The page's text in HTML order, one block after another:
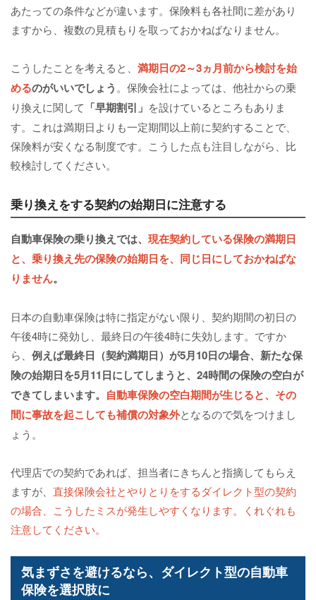
あたっての条件などが違います。保険料も各社間に差があり
ますから、複数の見積もりを取っておかねばなりません。
こうしたことを考えると、 満期日の2～3ヵ月前から検討を始
めるのがいいでしょう。保険会社によっては、他社からの乗
り換えに関して 「早期割引」 を設けているところもありま
す。これは満期日よりも一定期間以上前に契約することで、
保険料が安くなる制度です。こうした点も注目しながら、比
較検討してください。
乗り換えをする契約の始期日に注意する
自動車保険の乗り換えでは、 現在契約している保険の満期日
と、乗り換え先の保険の始期日を、同じ日にしておかねばな
りません。
日本の自動車保険は特に指定がない限り、契約期間の初日の
午後4時に発効し、最終日の午後4時に失効します。ですか
ら、 例えば最終日（契約満期日）が5月10日の場合、新たな保
険の始期日を5月11日にしてしまうと、24時間の保険の空白が
できてしまいます。 自動車保険の空白期間が生じると、その
間に事故を起こしても補償の対象外となるので気をつけまし
ょう。
代理店での契約であれば、担当者にきちんと指摘してもらえ
ますが、 直接保険会社とやりとりをするダイレクト型の契約
の場合、こうしたミスが発生しやすくなります。くれぐれも
注意してください。
気まずさを避けるなら、ダイレクト型の自動車
保険を選択肢に